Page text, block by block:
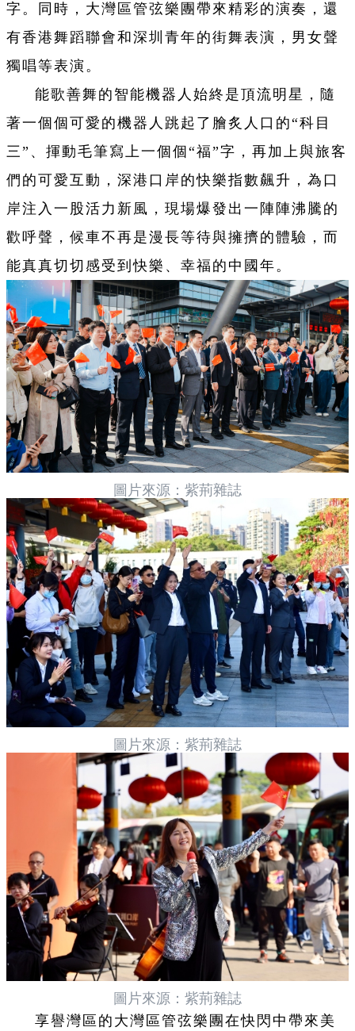
字。同時，大灣區管弦樂團帶來精彩的演奏，還
有香港舞蹈聯會和深圳青年的街舞表演，男女聲
獨唱等表演。
能歌善舞的智能機器人始終是頂流明星，隨
著一個個可愛的機器人跳起了膾炙人口的“科目
三”、揮動毛筆寫上一個個“福”字，再加上與旅客
們的可愛互動，深港口岸的快樂指數飆升，為口
岸注入一股活力新風，現場爆發出一陣陣沸騰的
歡呼聲，候車不再是漫長等待與擁擠的體驗，而
能真真切切感受到快樂、幸福的中國年。
圖片來源：紫荊雜誌
圖片來源：紫荊雜誌
圖片來源：紫荊雜誌
享譽灣區的大灣區管弦樂團在快閃中帶來美